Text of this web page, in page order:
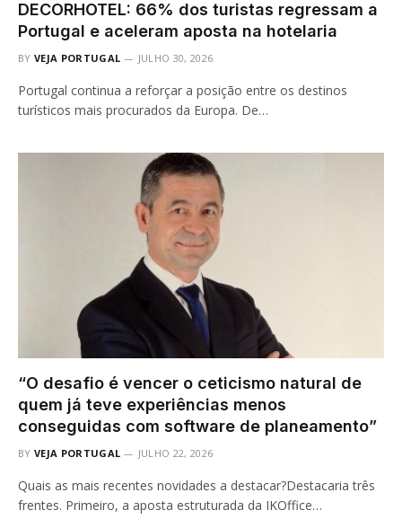
DECORHOTEL: 66% dos turistas regressam a
Portugal e aceleram aposta na hotelaria
BY VEJA PORTUGAL JULHO 30, 2026
Portugal continua a reforçar a posição entre os destinos
turísticos mais procurados da Europa. De…
“O desafio é vencer o ceticismo natural de
quem já teve experiências menos
conseguidas com software de planeamento”
BY VEJA PORTUGAL JULHO 22, 2026
Quais as mais recentes novidades a destacar?Destacaria três
frentes. Primeiro, a aposta estruturada da IKOffice…